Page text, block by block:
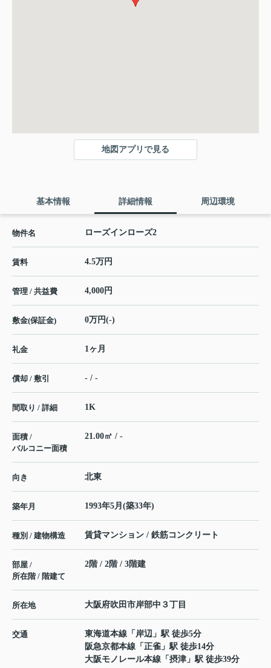
地図アプリで見る
基本情報 詳細情報 周辺環境
物件名 ローズインローズ2
賃料 4.5万円
管理 / 共益費 4,000円
敷金(保証金) 0万円(-)
礼金 1ヶ月
償却 / 敷引 - / -
間取り / 詳細 1K
面積 /
バルコニー面積
21.00㎡ / -
向き 北東
築年月 1993年5月(築33年)
種別 / 建物構造 賃貸マンション / 鉄筋コンクリート
部屋 /
所在階 / 階建て
2階 / 2階 / 3階建
所在地 大阪府吹田市岸部中 ３丁目
交通 東海道本線 「 岸辺 」駅 徒歩5分
阪急京都本線 「 正雀 」駅 徒歩14分
大阪モノレール本線 「 摂津 」駅 徒歩39分